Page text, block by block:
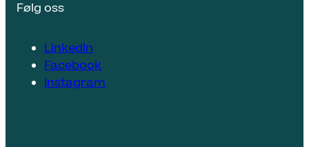
Følg oss
LinkedIn
Facebook
Instagram